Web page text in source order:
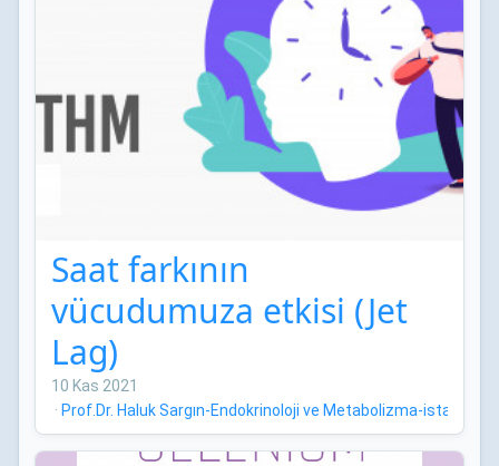
Saat farkının
vücudumuza etkisi (Jet
Lag)
10 Kas 2021
· Prof.Dr. Haluk Sargın-Endokrinoloji ve Metabolizma-istanbul